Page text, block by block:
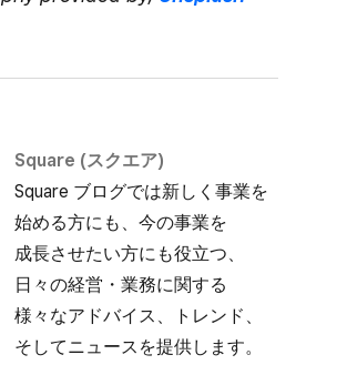
Square (スクエア)
Square ブログでは​新しく​事業を​
始める方にも、​今の​事業を​
成長させたい方にも​役立つ、​
日々の​経営・業務に​関する​
様々な​アドバイス、​トレンド、​
そして​ニュースを​提供します。